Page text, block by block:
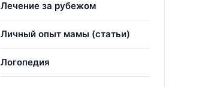
Лечение за рубежом
Личный опыт мамы (статьи)
Логопедия